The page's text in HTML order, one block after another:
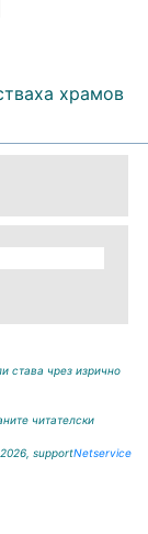
храмов
става чрез изрично
читателски
supportNetservice